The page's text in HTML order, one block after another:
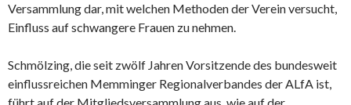
Versammlung dar, mit welchen Methoden der Verein versucht,
Einfluss auf schwangere Frauen zu nehmen.
Schmölzing, die seit zwölf Jahren Vorsitzende des bundesweit
einflussreichen Memminger Regionalverbandes der ALfA ist,